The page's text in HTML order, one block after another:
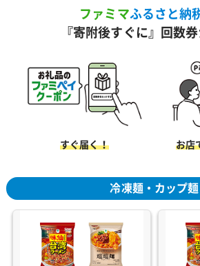
ファミマふるさと納
『寄附後すぐに』回数券
すぐ届く！ お店
冷凍麺・カップ麺